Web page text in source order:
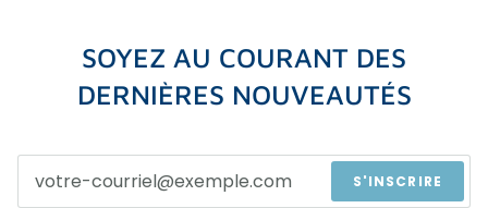
SOYEZ AU COURANT DES
DERNIÈRES NOUVEAUTÉS
S'INSCRIRE